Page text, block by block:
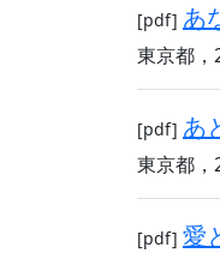
[pdf] あ
東京都
[pdf] あ
東京都
[pdf] 愛